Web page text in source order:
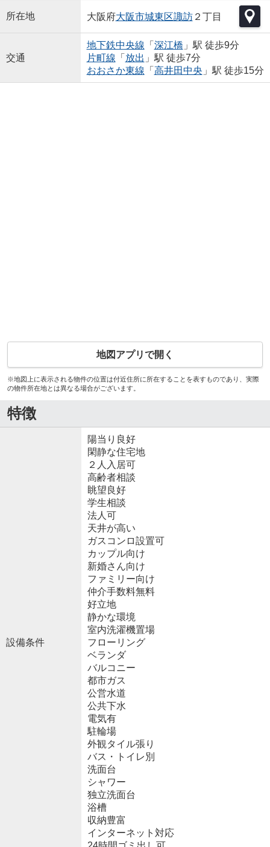
所在地 大阪府大阪市城東区諏訪２丁目
交通
地下鉄中央線 「 深江橋 」駅 徒歩9分
片町線 「 放出 」駅 徒歩7分
おおさか東線 「 高井田中央 」駅 徒歩15分
地図アプリで開く
※地図上に表示される物件の位置は付近住所に所在することを表すものであり、実際
の物件所在地とは異なる場合がございます。
特徴
設備条件
陽当り良好
閑静な住宅地
２人入居可
高齢者相談
眺望良好
学生相談
法人可
天井が高い
ガスコンロ設置可
カップル向け
新婚さん向け
ファミリー向け
仲介手数料無料
好立地
静かな環境
室内洗濯機置場
フローリング
ベランダ
バルコニー
都市ガス
公営水道
公共下水
電気有
駐輪場
外観タイル張り
バス・トイレ別
洗面台
シャワー
独立洗面台
浴槽
収納豊富
インターネット対応